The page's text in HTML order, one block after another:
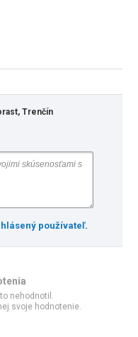
Trenčín
používateľ.
nehodnotil.
svoje hodnotenie.